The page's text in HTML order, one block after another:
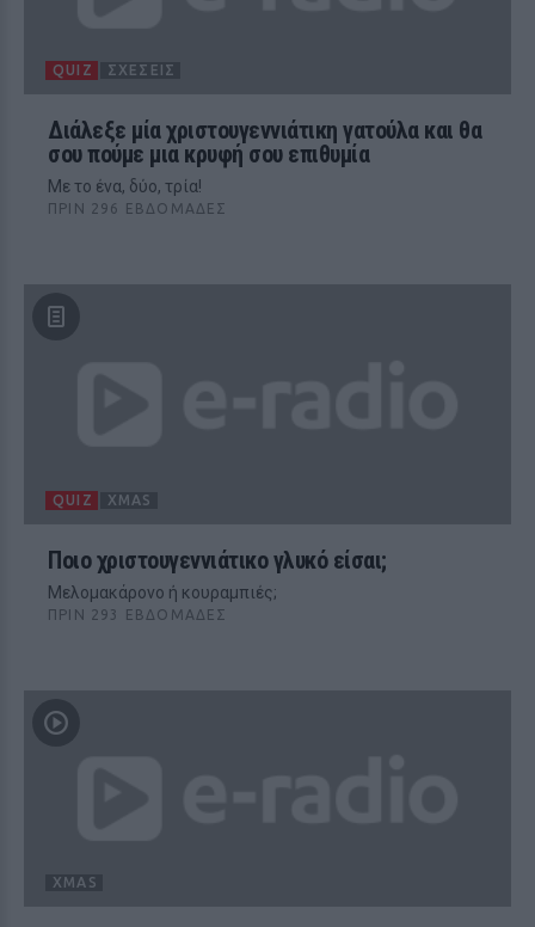
QUIZ ΣΧΈΣΕΙΣ
Διάλεξε μία χριστουγεννιάτικη γατούλα και θα
σου πούμε μια κρυφή σου επιθυμία
Με το ένα, δύο, τρία!
ΠΡΙΝ 296 ΕΒΔΟΜΆΔΕΣ
QUIZ XMAS
Ποιο χριστουγεννιάτικο γλυκό είσαι;
Μελομακάρονο ή κουραμπιές;
ΠΡΙΝ 293 ΕΒΔΟΜΆΔΕΣ
XMAS